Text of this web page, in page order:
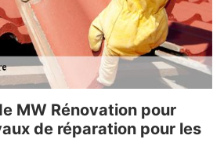
MW Rénovation pour
de réparation pour les